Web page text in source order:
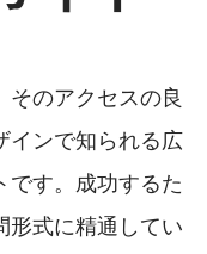
そのアクセスの良
インで知られる広
です。成功するた
形式に精通してい